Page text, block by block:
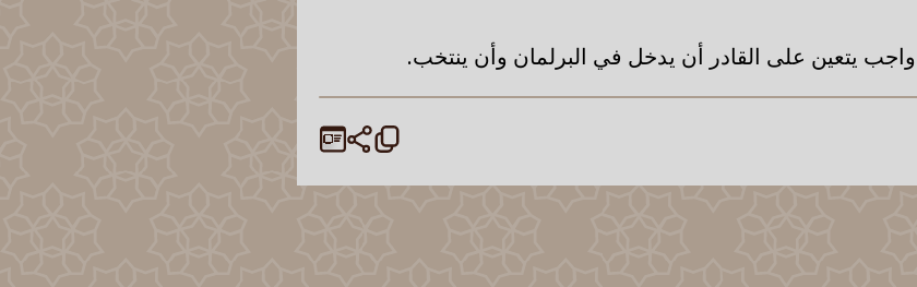
واجب يتعين على القادر أن يدخل في البرلمان وأن ينتخب.